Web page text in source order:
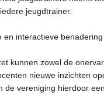
jeugdtrainer.
en interactieve
kunnen zowel de
nieuwe inzichten
de vereniging hierdoor